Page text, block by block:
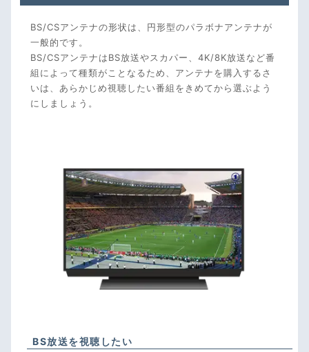
BS/CSアンテナの形状は、円形型のパラボナアンテナが
一般的です。
BS/CSアンテナはBS放送やスカパー、4K/8K放送など番
組によって種類がことなるため、アンテナを購入するさ
いは、あらかじめ視聴したい番組をきめてから選ぶよう
にしましょう。
BS放送を視聴したい